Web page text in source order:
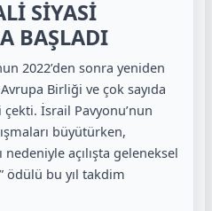
SİYASİ
BAŞLADI
2022’den sonra yeniden
Birliği ve çok sayıda
İsrail Pavyonu’nun
büyütürken,
açılışta geleneksel
ödülü bu yıl takdim